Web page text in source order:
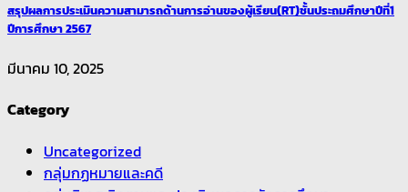
สรุปผลการประเมินความสามารถด้านการอ่านของผู้เรียน(RT)ชั้นประถมศึกษาปีที่1
ปีการศึกษา 2567
มีนาคม 10, 2025
Category
Uncategorized
กลุ่มกฏหมายและคดี